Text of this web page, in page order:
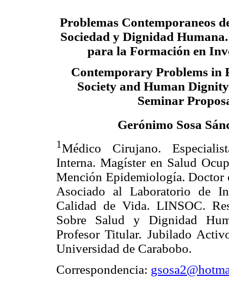
Problemas Contemporaneos
Sociedad y Dignidad
para la Formación en
Contemporary Problems in
Society and Human
Seminar
Gerónimo Sosa
1Médico Cirujano.
Interna. Magíster en Salud
Mención Epidemiología. Doctor
Asociado al Laboratorio de
Calidad de Vida. LINSOC.
Sobre Salud y Dignidad
Profesor Titular. Jubilado
Universidad de Carabobo.
Correspondencia: